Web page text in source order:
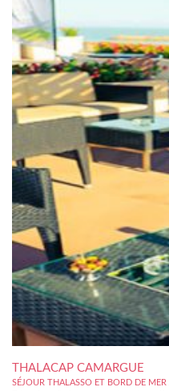
THALACAP CAMARGUE
SÉJOUR THALASSO ET BORD DE